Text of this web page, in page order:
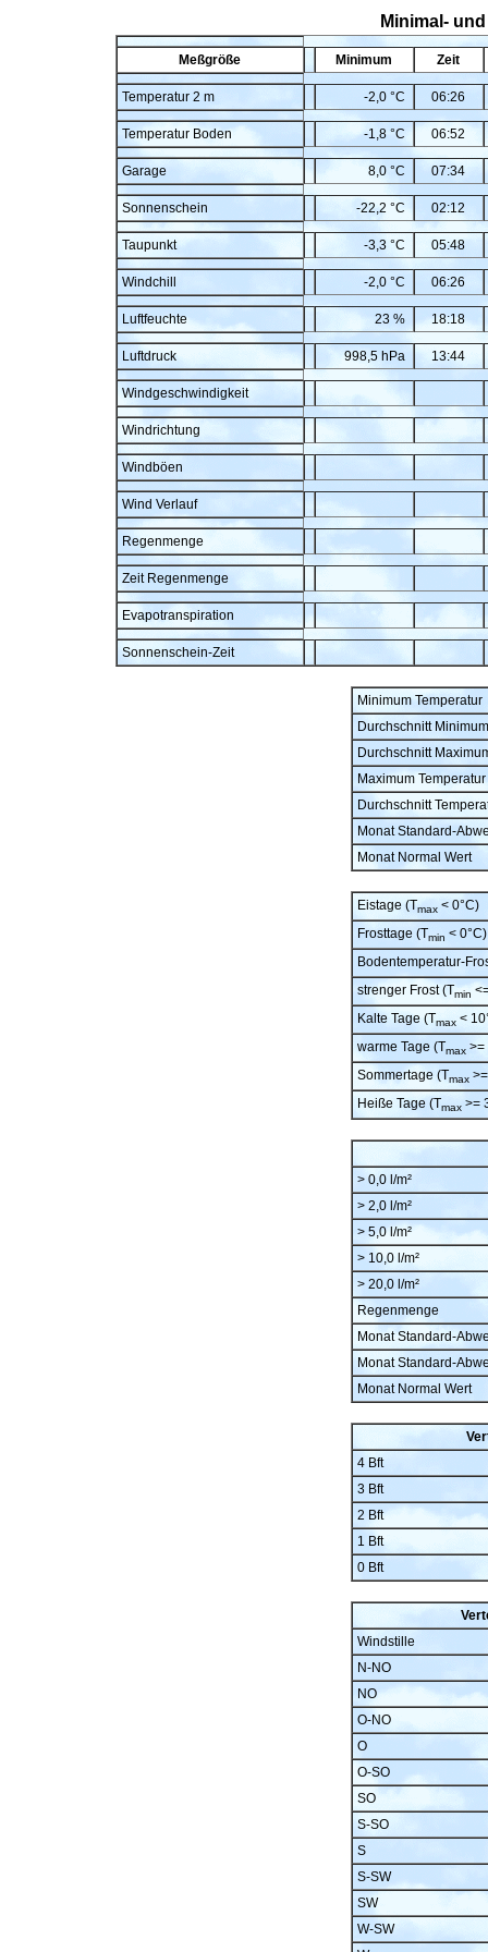
Minimal-
Meßgröße Minimum Zeit
Temperatur 2 m -2,0 °C 06:26
Temperatur Boden -1,8 °C 06:52
Garage 8,0 °C 07:34
Sonnenschein -22,2 °C 02:12
Taupunkt -3,3 °C 05:48
Windchill -2,0 °C 06:26
Luftfeuchte 23 % 18:18
Luftdruck 998,5 hPa 13:44
Windgeschwindigkeit
Windrichtung
Windböen
Wind Verlauf
Regenmenge
Zeit Regenmenge
Evapotranspiration
Sonnenschein-Zeit
Minimum Temperatur
Durchschnitt
Durchschnitt
Maximum Temperatur
Durchschnitt
Monat Standard-
Monat Normal Wert
Eistage (Tmax< 0°C)
Frosttage (Tmin < 0°C)
Bodentemperatur-
strenger Frost (Tmin
Kalte Tage (Tmax<
warme Tage (Tmax>=
Sommertage (Tmax>=
Heiße Tage (Tmax>=
> 0,0 l/m²
> 2,0 l/m²
> 5,0 l/m²
> 10,0 l/m²
> 20,0 l/m²
Regenmenge
Monat Standard-
Monat Standard-
Monat Normal Wert
4 Bft
3 Bft
2 Bft
1 Bft
0 Bft
Windstille
N-NO
NO
O-NO
O
O-SO
SO
S-SO
S
S-SW
SW
W-SW